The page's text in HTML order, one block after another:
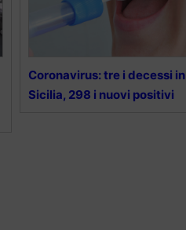
Coronavirus: tre i decessi in
Sicilia, 298 i nuovi positivi